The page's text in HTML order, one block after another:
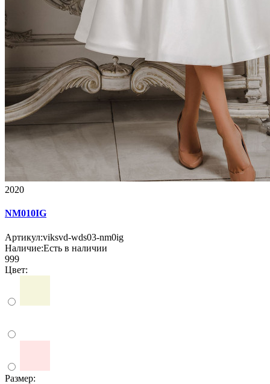
2020
NM010IG
Артикул:viksvd-wds03-nm0ig
Наличие:Есть в наличии
999
Цвет:
Размер: